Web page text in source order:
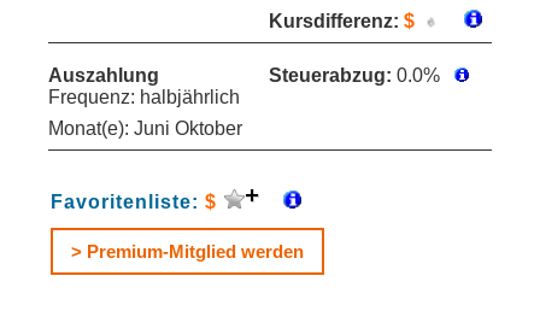
Kursdifferenz: $
Auszahlung
Frequenz: halbjährlich
Monat(e): Juni Oktober
Steuerabzug: 0.0%
Favoritenliste: $
> Premium-Mitglied werden